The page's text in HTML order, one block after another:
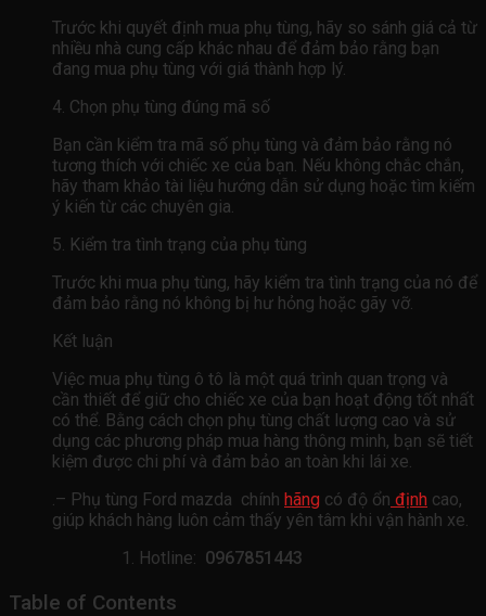
Trước khi quyết định mua phụ tùng, hãy so sánh giá cả từ
nhiều nhà cung cấp khác nhau để đảm bảo rằng bạn
đang mua phụ tùng với giá thành hợp lý.
4. Chọn phụ tùng đúng mã số
Bạn cần kiểm tra mã số phụ tùng và đảm bảo rằng nó
tương thích với chiếc xe của bạn. Nếu không chắc chắn,
hãy tham khảo tài liệu hướng dẫn sử dụng hoặc tìm kiếm
ý kiến ​​từ các chuyên gia.
5. Kiểm tra tình trạng của phụ tùng
Trước khi mua phụ tùng, hãy kiểm tra tình trạng của nó để
đảm bảo rằng nó không bị hư hỏng hoặc gãy vỡ.
Kết luận
Việc mua phụ tùng ô tô là một quá trình quan trọng và
cần thiết để giữ cho chiếc xe của bạn hoạt động tốt nhất
có thể. Bằng cách chọn phụ tùng chất lượng cao và sử
dụng các phương pháp mua hàng thông minh, bạn sẽ tiết
kiệm được chi phí và đảm bảo an toàn khi lái xe.
.– Phụ tùng Ford mazda chính hãng có độ ổn định cao,
giúp khách hàng luôn cảm thấy yên tâm khi vận hành xe.
Hotline: 0967851443
Table of Contents